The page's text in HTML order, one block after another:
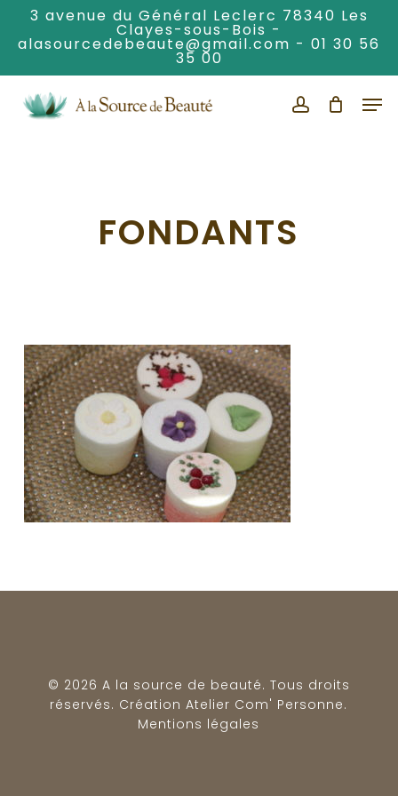
Skip
main
content
3 avenue du Général Leclerc 78340 Les
Clayes-sous-Bois -
alasourcedebeaute@gmail.com - 01 30 56
35 00
account
FONDANTS
© 2026 A la source de beauté. Tous droits
réservés. CréationAtelier Com' Personne.
Mentions légales
Menu